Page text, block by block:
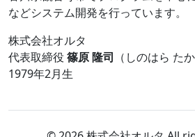
などシステム開発を行っています。
株式会社オルタ
代表取締役 篠原 隆司 （しのはら たか
1979年2月生